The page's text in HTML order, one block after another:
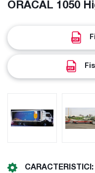
ORACAL 1050
CARACTERISTICI: